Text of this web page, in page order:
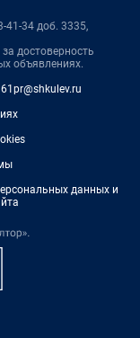
41-34 доб. 3335,
достоверность
объявлениях.
данных и